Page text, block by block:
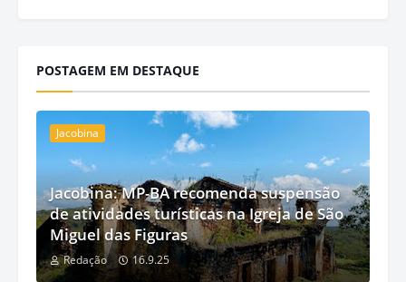
POSTAGEM EM DESTAQUE
Jacobina
Jacobina: MP-BA recomenda suspensão
de atividades turísticas na Igreja de São
Miguel das Figuras
Redação 16.9.25